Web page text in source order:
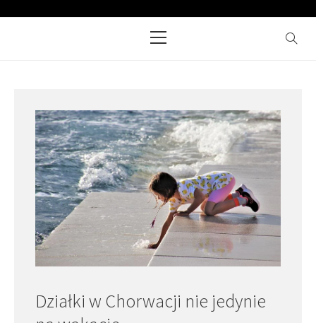
Menu
Działki w Chorwacji nie jedynie